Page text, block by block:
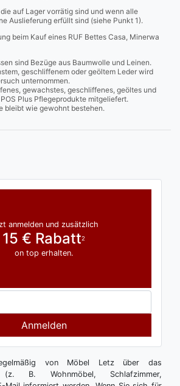
auf Lager vorrätig sind und wenn alle
Auslieferung erfüllt sind (siehe Punkt 1).
beim Kauf eines RUF Bettes Casa, Minerwa
sind Bezüge aus Baumwolle und Leinen.
geschliffenem oder geöltem Leder wird
unternommen.
gewachstes, geschliffenes, geöltes und
Plus Pflegeprodukte mitgeliefert.
bleibt wie gewohnt bestehen.
anmelden und zusätzlich
15 € Rabatt2
on top erhalten.
Anmelden
von Möbel Letz über das
(z. B. Wohnmöbel, Schlafzimmer,